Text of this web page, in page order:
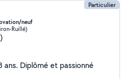
Particulier
neuf
Ruillé)
ans. Diplômé et passionné